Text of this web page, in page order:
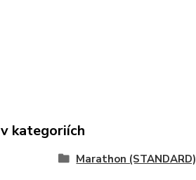
kategoriích
Marathon (STANDARD)